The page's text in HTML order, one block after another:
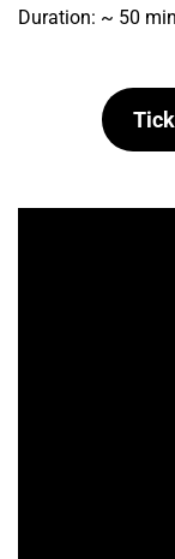
Duration: ~ 50